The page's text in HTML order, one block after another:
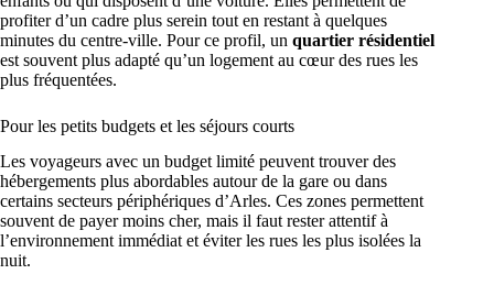
profiter d’un cadre plus serein tout en restant à quelques
minutes du centre-ville. Pour ce profil, un quartier résidentiel
est souvent plus adapté qu’un logement au cœur des rues les
plus fréquentées.
Pour les petits budgets et les séjours courts
Les voyageurs avec un budget limité peuvent trouver des
hébergements plus abordables autour de la gare ou dans
certains secteurs périphériques d’Arles. Ces zones permettent
souvent de payer moins cher, mais il faut rester attentif à
l’environnement immédiat et éviter les rues les plus isolées la
nuit.